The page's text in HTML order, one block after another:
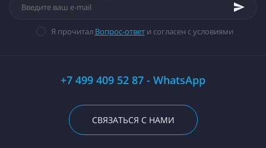
Я прочитал Вопрос-ответи согласен с условиями
+7 499 409 52 87 - WhatsApp
СВЯЗАТЬСЯ С НАМИ